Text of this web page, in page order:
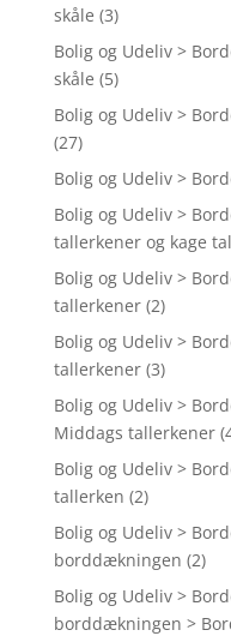
skåle (3)
Bolig og Udeliv >
skåle (5)
Bolig og Udeliv >
(27)
Bolig og Udeliv >
Bolig og Udeliv >
tallerkener og kage
Bolig og Udeliv >
tallerkener (2)
Bolig og Udeliv >
tallerkener (3)
Bolig og Udeliv >
Middags tallerkener
Bolig og Udeliv >
tallerken (2)
Bolig og Udeliv >
borddækningen (2)
Bolig og Udeliv >
borddækningen >